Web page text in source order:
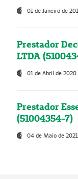
01 de Janeiro de
Prestador
LTDA
01 de Abril de 2020
Prestador
(51004354-7)
04 de Maio de 2021